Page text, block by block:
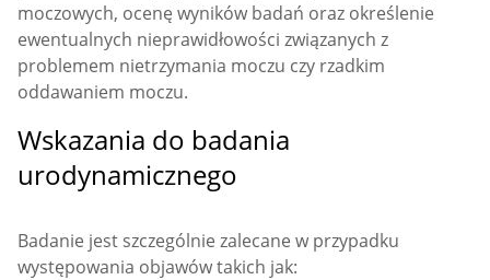
moczowych, ocenę wyników badań oraz określenie
ewentualnych nieprawidłowości związanych z
problemem nietrzymania moczu czy rzadkim
oddawaniem moczu.
Wskazania do badania
urodynamicznego
Badanie jest szczególnie zalecane w przypadku
występowania objawów takich jak: